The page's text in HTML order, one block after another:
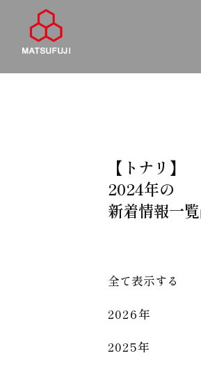
【トナリ】
2024年の
新着情報一覧
全て表示する
2026年
2025年